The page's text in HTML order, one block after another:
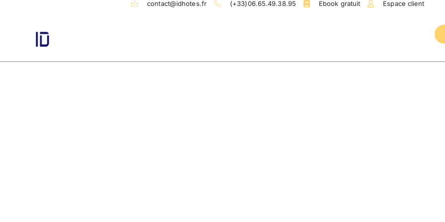
contact@idhotes.fr (+33)06.65.49.38.95 Ebook gratuit Espace client